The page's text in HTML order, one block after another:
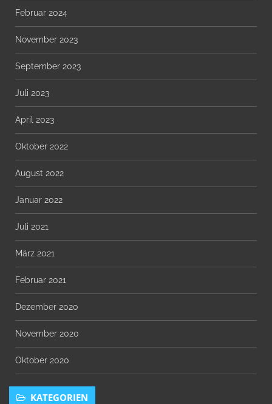
Februar 2024
November 2023
September 2023
Juli 2023
April 2023
Oktober 2022
August 2022
Januar 2022
Juli 2021
März 2021
Februar 2021
Dezember 2020
November 2020
Oktober 2020
KATEGORIEN